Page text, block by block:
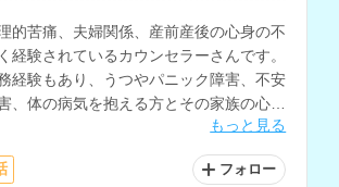
的苦痛、夫婦関係、産前産後の心身の不
経験されているカウンセラーさんです。
経験もあり、うつやパニック障害、不安
、体の病気を抱える方とその家族の心理
を失った人、家族・パートナー関係に悩
な相談に対応されています。
もっと見る
フォロー